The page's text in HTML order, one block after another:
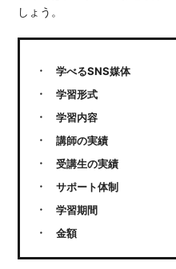
しょう。
学べるSNS媒体
学習形式
学習内容
講師の実績
受講生の実績
サポート体制
学習期間
金額